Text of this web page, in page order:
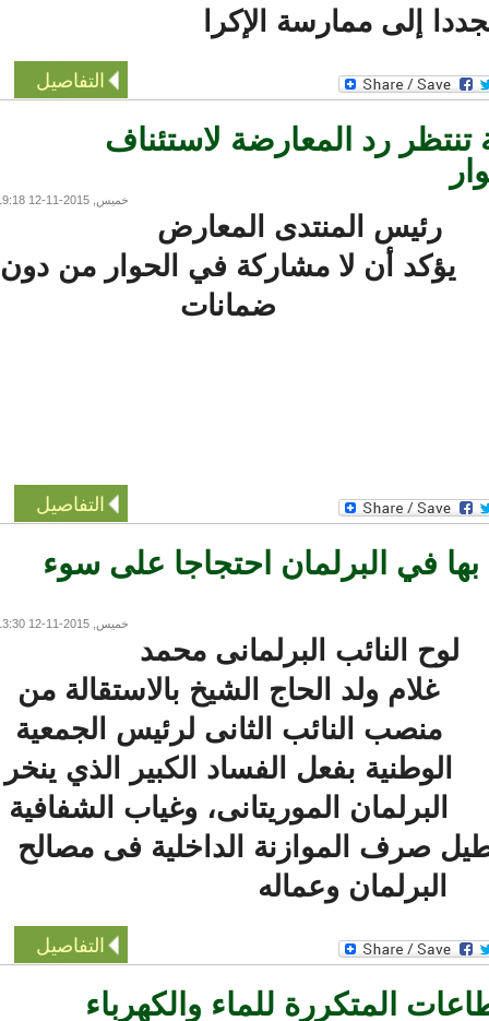
إلى ممارسة الإكرا
التفاصيل
رد المعارضة لاستئناف
خميس, 2015-11-12 19:18
رئيس المنتدى المعارض
يؤكد أن لا مشاركة في الحوار من دون
ضمانات
التفاصيل
في البرلمان احتجاجا على سوء
خميس, 2015-11-12 13:30
لوح النائب البرلمانى محمد
غلام ولد الحاج الشيخ بالاستقالة من
منصب النائب الثانى لرئيس الجمعية
الوطنية بفعل الفساد الكبير الذي ينخر
البرلمان الموريتانى، وغياب الشفافية
صرف الموازنة الداخلية فى مصالح
البرلمان وعماله
التفاصيل
المتكررة للماء والكهرباء